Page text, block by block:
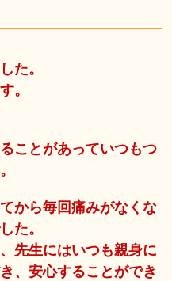
た。
。
ことがあっていつもつ
から毎回痛みがなくな
た。
先生にはいつも親身に
、安心することができ